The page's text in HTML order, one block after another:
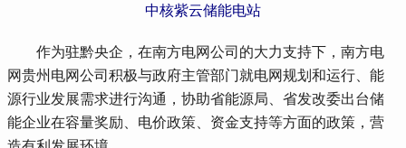
中核紫云储能电站
作为驻黔央企，在南方电网公司的大力支持下，南方电
网贵州电网公司积极与政府主管部门就电网规划和运行、能
源行业发展需求进行沟通，协助省能源局、省发改委出台储
能企业在容量奖励、电价政策、资金支持等方面的政策，营